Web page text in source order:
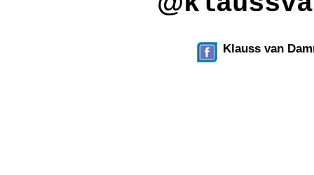
Klauss van